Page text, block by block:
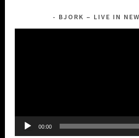
BJORK – LIVE IN
00:00